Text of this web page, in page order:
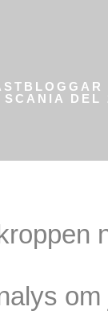
SCANIA DEL
om